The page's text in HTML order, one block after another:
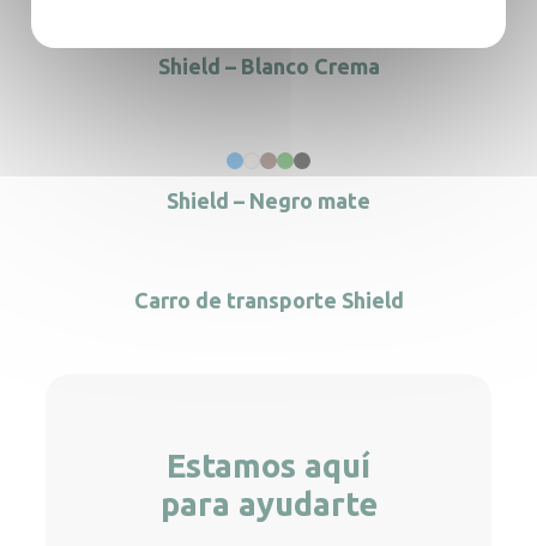
Shield – Blanco Crema
Shield – Negro mate
Carro de transporte Shield
Estamos aquí
para ayudarte